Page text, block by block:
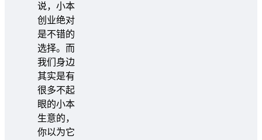
说，小本
创业绝对
是不错的
选择。而
我们身边
其实是有
很多不起
眼的小本
生意的，
你以为它